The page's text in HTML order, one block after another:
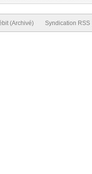
(Archivé) Syndication RSS